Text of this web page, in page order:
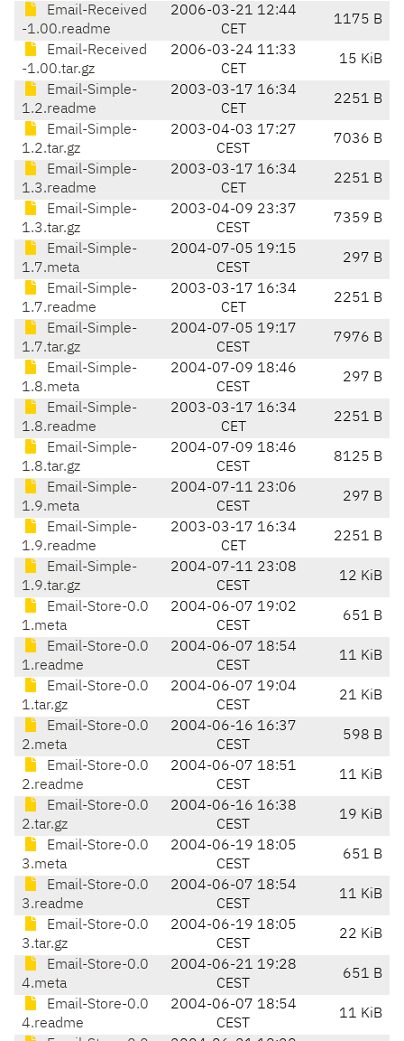
Email-Received
-1.00.readme
2006-03-21 12:44
CET
1175 B
Email-Received
-1.00.tar.gz
2006-03-24 11:33
CET
15 KiB
Email-Simple-
1.2.readme
2003-03-17 16:34
CET
2251 B
Email-Simple-
1.2.tar.gz
2003-04-03 17:27
CEST
7036 B
Email-Simple-
1.3.readme
2003-03-17 16:34
CET
2251 B
Email-Simple-
1.3.tar.gz
2003-04-09 23:37
CEST
7359 B
Email-Simple-
1.7.meta
2004-07-05 19:15
CEST
297 B
Email-Simple-
1.7.readme
2003-03-17 16:34
CET
2251 B
Email-Simple-
1.7.tar.gz
2004-07-05 19:17
CEST
7976 B
Email-Simple-
1.8.meta
2004-07-09 18:46
CEST
297 B
Email-Simple-
1.8.readme
2003-03-17 16:34
CET
2251 B
Email-Simple-
1.8.tar.gz
2004-07-09 18:46
CEST
8125 B
Email-Simple-
1.9.meta
2004-07-11 23:06
CEST
297 B
Email-Simple-
1.9.readme
2003-03-17 16:34
CET
2251 B
Email-Simple-
1.9.tar.gz
2004-07-11 23:08
CEST
12 KiB
Email-Store-0.0
1.meta
2004-06-07 19:02
CEST
651 B
Email-Store-0.0
1.readme
2004-06-07 18:54
CEST
11 KiB
Email-Store-0.0
1.tar.gz
2004-06-07 19:04
CEST
21 KiB
Email-Store-0.0
2.meta
2004-06-16 16:37
CEST
598 B
Email-Store-0.0
2.readme
2004-06-07 18:51
CEST
11 KiB
Email-Store-0.0
2.tar.gz
2004-06-16 16:38
CEST
19 KiB
Email-Store-0.0
3.meta
2004-06-19 18:05
CEST
651 B
Email-Store-0.0
3.readme
2004-06-07 18:54
CEST
11 KiB
Email-Store-0.0
3.tar.gz
2004-06-19 18:05
CEST
22 KiB
Email-Store-0.0
4.meta
2004-06-21 19:28
CEST
651 B
Email-Store-0.0
4.readme
2004-06-07 18:54
CEST
11 KiB